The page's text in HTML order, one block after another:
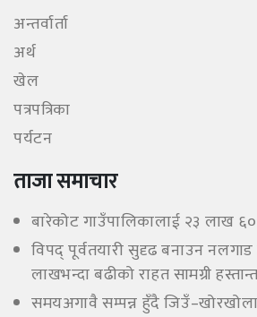
अन्तर्वार्ता
अर्थ
खेल
पत्रपत्रिका
पर्यटन
ताजा समाचार
बारेकोट गाउँपालिकालाई २३ लाख
विपद् पूर्वतयारी सुदृढ बनाउन
लाखभन्दा बढीको राहत सामग्री
समयअगावै सम्पन्न हुँदै